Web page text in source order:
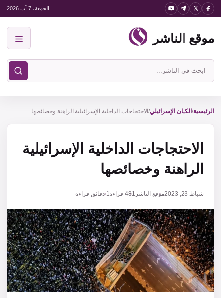
انتقل
المحتوى
الجمعة، 7 آب 2026
موقع الناشر
ابحث
في
الناشر
الرئيسية/ الكيان الإسرائيلي/ الاحتجاجات الداخلية الإسرائيلية الراهنة وخصائصها
الاحتجاجات الداخلية الإسرائيلية
الراهنة وخصائصها
شباط 23, 2023 موقع الناشر 481 قراءة1 دقائق قراءة